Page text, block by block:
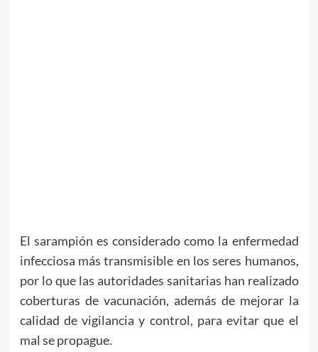
El sarampión es considerado como la enfermedad
infecciosa más transmisible en los seres humanos,
por lo que las autoridades sanitarias han realizado
coberturas de vacunación, además de mejorar la
calidad de vigilancia y control, para evitar que el
mal se propague.